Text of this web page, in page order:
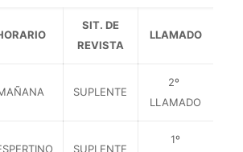
SIT. DE
REVISTA
LLAMADO
SUPLENTE
2º
LLAMADO
SUPLENTE
1º